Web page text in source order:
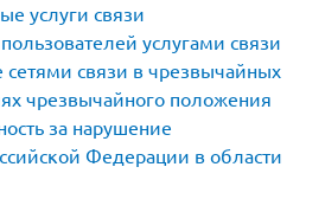
услуги связи
услугами связи
сетями связи в чрезвычайных
чрезвычайного положения
за нарушение
Федерации в области